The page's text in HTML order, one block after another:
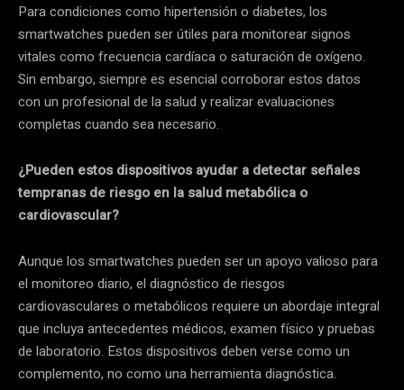
Para condiciones como hipertensión o diabetes, los
smartwatches pueden ser útiles para monitorear signos
vitales como frecuencia cardíaca o saturación de oxígeno.
Sin embargo, siempre es esencial corroborar estos datos
con un profesional de la salud y realizar evaluaciones
completas cuando sea necesario.
¿Pueden estos dispositivos ayudar a detectar señales
tempranas de riesgo en la salud metabólica o
cardiovascular?
Aunque los smartwatches pueden ser un apoyo valioso para
el monitoreo diario, el diagnóstico de riesgos
cardiovasculares o metabólicos requiere un abordaje integral
que incluya antecedentes médicos, examen físico y pruebas
de laboratorio. Estos dispositivos deben verse como un
complemento, no como una herramienta diagnóstica.